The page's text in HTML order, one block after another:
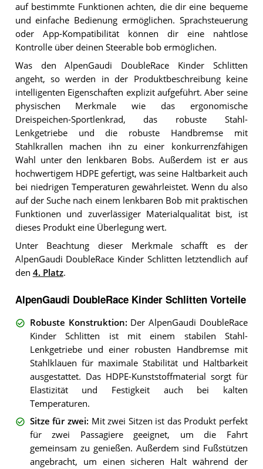
auf bestimmte Funktionen achten, die dir eine bequeme
und einfache Bedienung ermöglichen. Sprachsteuerung
oder App-Kompatibilität können dir eine nahtlose
Kontrolle über deinen Steerable bob ermöglichen.
Was den AlpenGaudi DoubleRace Kinder Schlitten
angeht, so werden in der Produktbeschreibung keine
intelligenten Eigenschaften explizit aufgeführt. Aber seine
physischen Merkmale wie das ergonomische
Dreispeichen-Sportlenkrad, das robuste Stahl-
Lenkgetriebe und die robuste Handbremse mit
Stahlkrallen machen ihn zu einer konkurrenzfähigen
Wahl unter den lenkbaren Bobs. Außerdem ist er aus
hochwertigem HDPE gefertigt, was seine Haltbarkeit auch
bei niedrigen Temperaturen gewährleistet. Wenn du also
auf der Suche nach einem lenkbaren Bob mit praktischen
Funktionen und zuverlässiger Materialqualität bist, ist
dieses Produkt eine Überlegung wert.
Unter Beachtung dieser Merkmale schafft es der
AlpenGaudi DoubleRace Kinder Schlitten letztendlich auf
den 4. Platz.
AlpenGaudi DoubleRace Kinder Schlitten Vorteile
Robuste Konstruktion: Der AlpenGaudi DoubleRace
Kinder Schlitten ist mit einem stabilen Stahl-
Lenkgetriebe und einer robusten Handbremse mit
Stahlklauen für maximale Stabilität und Haltbarkeit
ausgestattet. Das HDPE-Kunststoffmaterial sorgt für
Elastizität und Festigkeit auch bei kalten
Temperaturen.
Sitze für zwei: Mit zwei Sitzen ist das Produkt perfekt
für zwei Passagiere geeignet, um die Fahrt
gemeinsam zu genießen. Außerdem sind Fußstützen
angebracht, um einen sicheren Halt während der